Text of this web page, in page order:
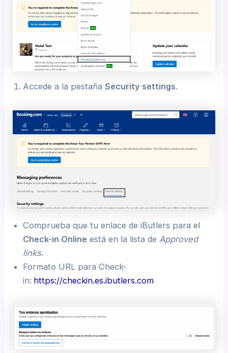
Accede a la pestañaSecurity settings.
Comprueba que tu enlace de iButlers para el
Check-in Online está en la lista de Approved
links.
Formato URL para Check-
in: https://checkin.es.ibutlers.com